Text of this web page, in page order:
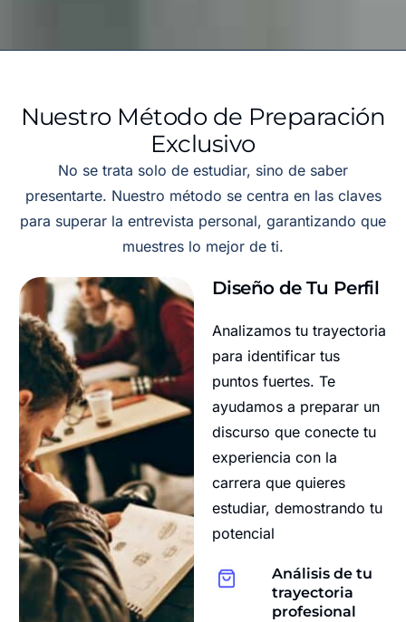
Nuestro Método de Preparación
Exclusivo
No se trata solo de estudiar, sino de saber
presentarte. Nuestro método se centra en las claves
para superar la entrevista personal, garantizando que
muestres lo mejor de ti.
Diseño de Tu Perfil
Analizamos tu trayectoria
para identificar tus
puntos fuertes. Te
ayudamos a preparar un
discurso que conecte tu
experiencia con la
carrera que quieres
estudiar, demostrando tu
potencial
Análisis de tu
trayectoria
profesional